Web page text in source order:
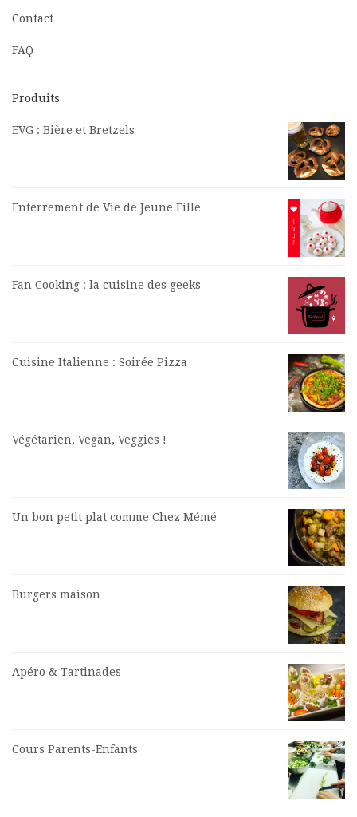
Contact
FAQ
Produits
EVG : Bière et Bretzels
Enterrement de Vie de Jeune Fille
Fan Cooking : la cuisine des geeks
Cuisine Italienne : Soirée Pizza
Végétarien, Vegan, Veggies !
Un bon petit plat comme Chez Mémé
Burgers maison
Apéro & Tartinades
Cours Parents-Enfants